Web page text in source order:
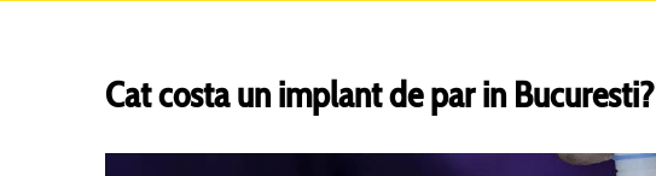
Cat costa un implant de par in Bucuresti?